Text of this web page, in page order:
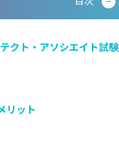
クト・アソシエイト試験
リット